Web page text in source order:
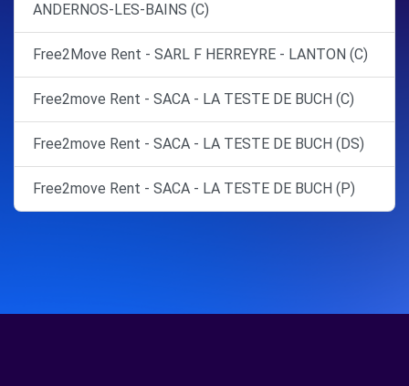
ANDERNOS-LES-BAINS (C)
Free2Move Rent - SARL F HERREYRE - LANTON (C)
Free2move Rent - SACA - LA TESTE DE BUCH (C)
Free2move Rent - SACA - LA TESTE DE BUCH (DS)
Free2move Rent - SACA - LA TESTE DE BUCH (P)